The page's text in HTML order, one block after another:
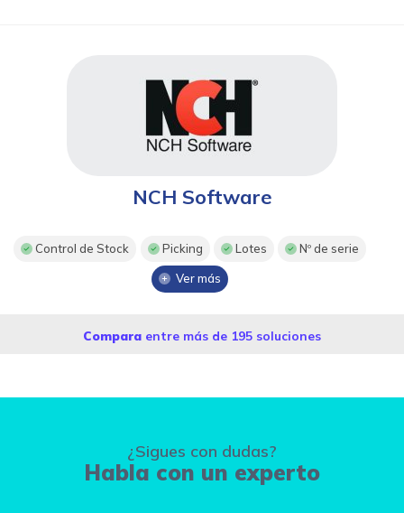
NCH Software
Control de Stock Picking Lotes Nº de serie
Ver más
Compara entre más de 195 soluciones
¿Sigues con dudas?
Habla con un experto